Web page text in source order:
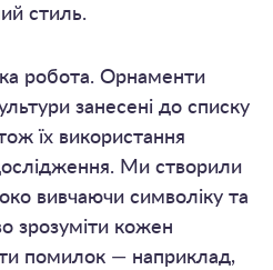
стиль.
робота. Орнаменти
занесені до списку
їх використання
Ми створили
вивчаючи символіку та
зрозуміти кожен
помилок — наприклад,